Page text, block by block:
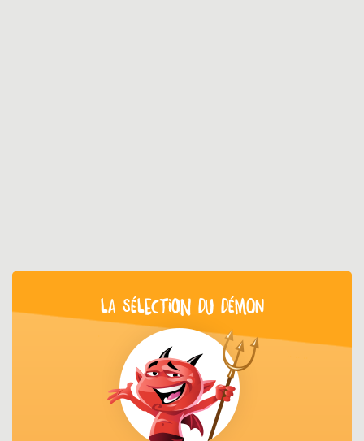
LA SÉLECTION DU DÉMON